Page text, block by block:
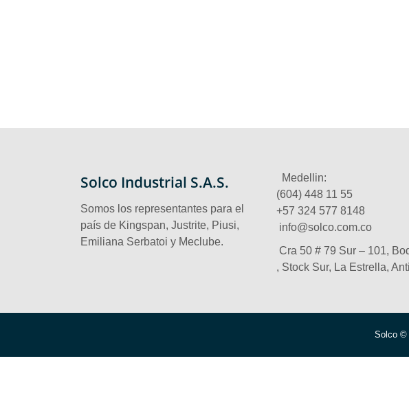
Solco Industrial S.A.S.
Somos los representantes para el
país de Kingspan, Justrite, Piusi,
Emiliana Serbatoi y Meclube.
Medellin:
(604) 448 11 55
‪+57 324 577 8148
info@solco.com.co
Cra 50 # 79 Sur – 101,
, Stock Sur, La Estrella,
Solco ©